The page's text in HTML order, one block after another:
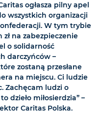
ogłasza pilny apel
wszystkich organizacji
W tym trybie
zł na zabezpieczenie
o solidarność
darczyńców –
zostaną przesłane
na miejscu. Ci ludzie
Zachęcam ludzi o
dzieło miłosierdzia” –
Caritas Polska.